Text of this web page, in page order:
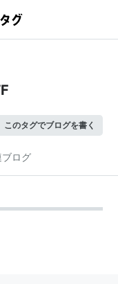
このタグでブログを書く
ブログ